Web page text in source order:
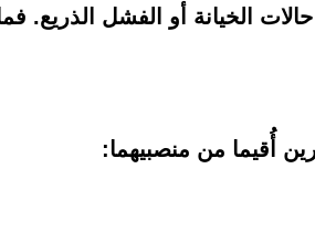
الخيانة أو الفشل الذريع.
أُقيما من منصبيهما: